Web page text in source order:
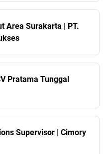
Area Surakarta | PT.
Pratama Tunggal
Supervisor | Cimory